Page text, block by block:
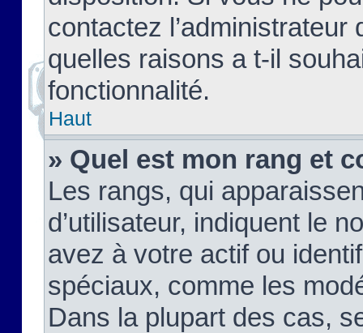
contactez
quelles raisons a t-il
fonctionnalité.
Haut
» Quel est mon rang et
Les rangs, qui
d’utilisateur, indiquent le
avez à votre actif ou
spéciaux, comme les
Dans la plupart des cas,